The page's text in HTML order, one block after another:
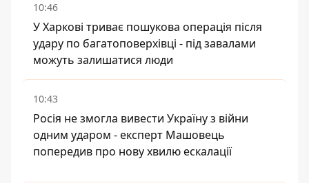
10:46
У Харкові триває пошукова операція після
удару по багатоповерхівці - під завалами
можуть залишатися люди
10:43
Росія не змогла вивести Україну з війни
одним ударом - експерт Машовець
попередив про нову хвилю ескалації